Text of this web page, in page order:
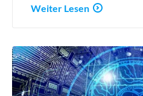
Weiter Lesen